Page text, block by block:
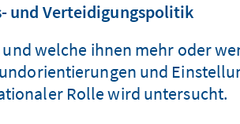
und Verteidigungspolitik
welche ihnen mehr oder
und
Rolle wird untersucht.